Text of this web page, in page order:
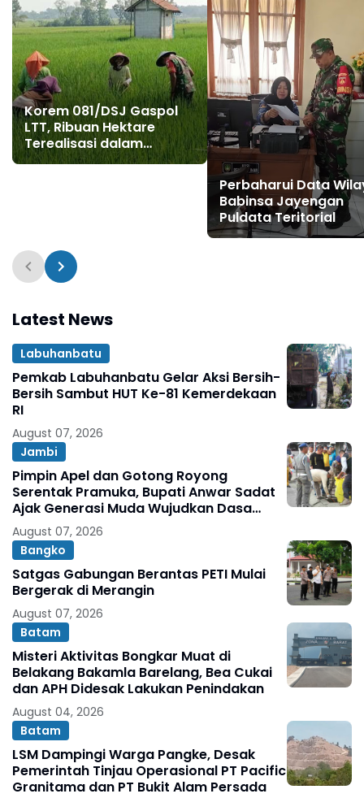
Korem 081/DSJ Gaspol
LTT, Ribuan Hektare
Terealisasi dalam
Hitungan Hari di Awal
Perbaharui Data
Babinsa Jayengan
Puldata Teritorial
Latest News
Labuhanbatu
Pemkab Labuhanbatu Gelar Aksi Bersih-
Bersih Sambut HUT Ke-81 Kemerdekaan
RI
August 07, 2026
Jambi
Pimpin Apel dan Gotong Royong
Serentak Pramuka, Bupati Anwar Sadat
Ajak Generasi Muda Wujudkan Dasa
Darma Melalui Aksi Nyata Peduli
Lingkungan
August 07, 2026
Bangko
Satgas Gabungan Berantas PETI Mulai
Bergerak di Merangin
August 07, 2026
Batam
Misteri Aktivitas Bongkar Muat di
Belakang Bakamla Barelang, Bea Cukai
dan APH Didesak Lakukan Penindakan
August 04, 2026
Batam
LSM Dampingi Warga Pangke, Desak
Pemerintah Tinjau Operasional PT Pacific
Granitama dan PT Bukit Alam Persada